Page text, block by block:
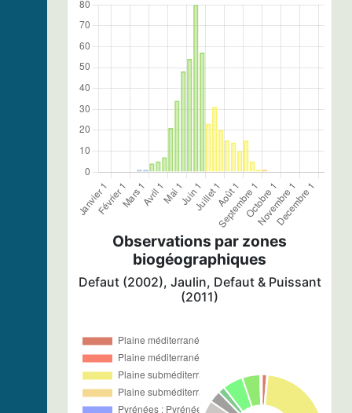
Observations par zones
biogéographiques
Defaut (2002), Jaulin, Defaut & Puissant
(2011)